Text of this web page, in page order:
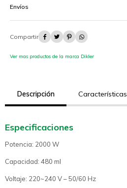
Envíos
   
Ver mas productos de la marca Dikler
Descripción Características
Especificaciones
Potencia: 2000 W
Capacidad: 480 ml
Voltaje: 220~240 V – 50/60 Hz